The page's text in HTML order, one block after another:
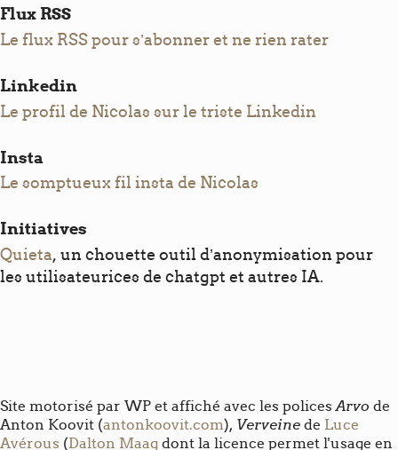
Flux RSS
Le flux RSS pour s’abonner et ne rien rater
Linkedin
Le profil de Nicolas sur le triste Linkedin
Insta
Le somptueux fil insta de Nicolas
Initiatives
Quieta, un chouette outil d’anonymisation pour
les utilisateurices de chatgpt et autres IA.
Site motorisé par WP et affiché avec les polices Arvo de
Anton Koovit (antonkoovit.com), Verveine de Luce
Avérous (Dalton Maag dont la licence permet l'usage en